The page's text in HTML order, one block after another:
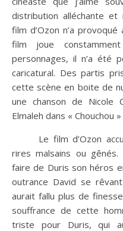
distribution alléchante et
film d’Ozon n’a
film joue
personnages, il n’a été
caricatural. Des partis
cette scène en boite de
une chanson de Nicole
Elmaleh dans « Chouchou »
Le film d’Ozon
rires malsains ou
faire de Duris son héros
outrance David se
aurait fallu plus de
souffrance de cette
triste pour Duris, qui